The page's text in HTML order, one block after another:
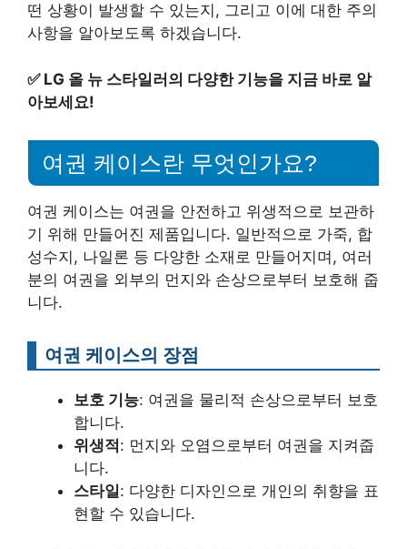
떤 상황이 발생할 수 있는지, 그리고 이에 대한 주의
사항을 알아보도록 하겠습니다.
✅ LG 올 뉴 스타일러의 다양한 기능을 지금 바로 알
아보세요!
여권 케이스란 무엇인가요?
여권 케이스는 여권을 안전하고 위생적으로 보관하
기 위해 만들어진 제품입니다. 일반적으로 가죽, 합
성수지, 나일론 등 다양한 소재로 만들어지며, 여러
분의 여권을 외부의 먼지와 손상으로부터 보호해 줍
니다.
여권 케이스의 장점
보호 기능: 여권을 물리적 손상으로부터 보호
합니다.
위생적 : 먼지와 오염으로부터 여권을 지켜줍
니다.
스타일: 다양한 디자인으로 개인의 취향을 표
현할 수 있습니다.